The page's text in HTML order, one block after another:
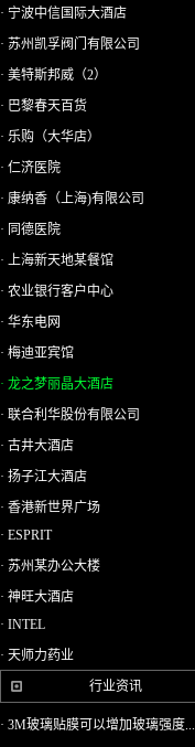
· 宁波中信国际大酒店
· 苏州凯孚阀门有限公司
· 美特斯邦威（2）
· 巴黎春天百货
· 乐购（大华店）
· 仁济医院
· 康纳香（上海)有限公司
· 同德医院
· 上海新天地某餐馆
· 农业银行客户中心
· 华东电网
· 梅迪亚宾馆
· 龙之梦丽晶大酒店
· 联合利华股份有限公司
· 古井大酒店
· 扬子江大酒店
· 香港新世界广场
· ESPRIT
· 苏州某办公大楼
· 神旺大酒店
· INTEL
· 天师力药业
行业资讯
· 3M玻璃贴膜可以增加玻璃强度...